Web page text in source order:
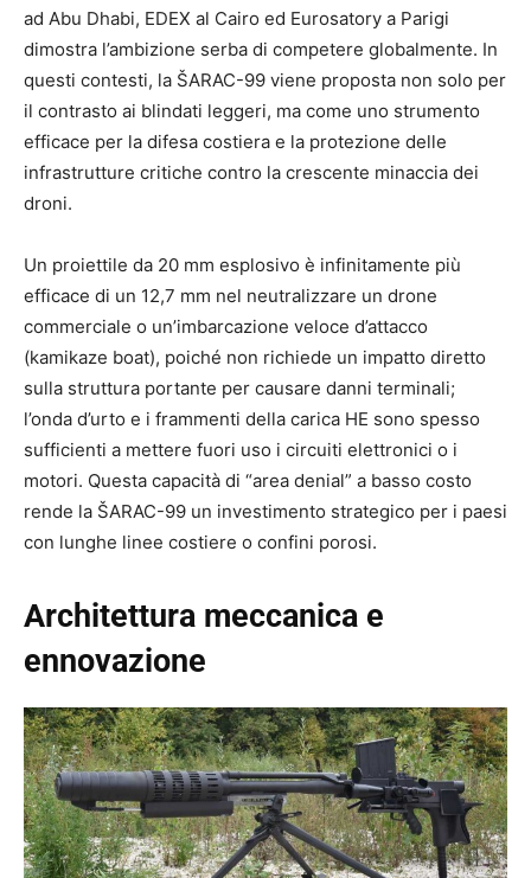
ad Abu Dhabi, EDEX al Cairo ed Eurosatory a Parigi
dimostra l’ambizione serba di competere globalmente. In
questi contesti, la ŠARAC-99 viene proposta non solo per
il contrasto ai blindati leggeri, ma come uno strumento
efficace per la difesa costiera e la protezione delle
infrastrutture critiche contro la crescente minaccia dei
droni.
Un proiettile da 20 mm esplosivo è infinitamente più
efficace di un 12,7 mm nel neutralizzare un drone
commerciale o un’imbarcazione veloce d’attacco
(kamikaze boat), poiché non richiede un impatto diretto
sulla struttura portante per causare danni terminali;
l’onda d’urto e i frammenti della carica HE sono spesso
sufficienti a mettere fuori uso i circuiti elettronici o i
motori. Questa capacità di “area denial” a basso costo
rende la ŠARAC-99 un investimento strategico per i paesi
con lunghe linee costiere o confini porosi.
Architettura meccanica e
ennovazione